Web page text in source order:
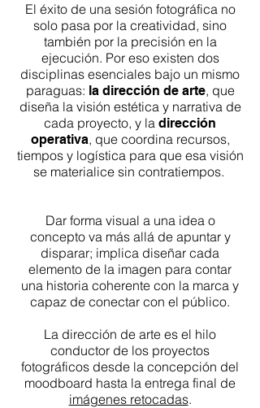
El éxito de una sesión fotográfica no
solo pasa por la creatividad, sino
también por la precisión en la
ejecución. Por eso existen dos
disciplinas esenciales bajo un mismo
paraguas: la dirección de arte, que
diseña la visión estética y narrativa de
cada proyecto, y la dirección
operativa, que coordina recursos,
tiempos y logística para que esa visión
se materialice sin contratiempos.
Dar forma visual a una idea o
concepto va más allá de apuntar y
disparar; implica diseñar cada
elemento de la imagen para contar
una historia coherente con la marca y
capaz de conectar con el público.
La dirección de arte es el hilo
conductor de los proyectos
fotográficos desde la concepción del
moodboard hasta la entrega final de
imágenes retocadas.